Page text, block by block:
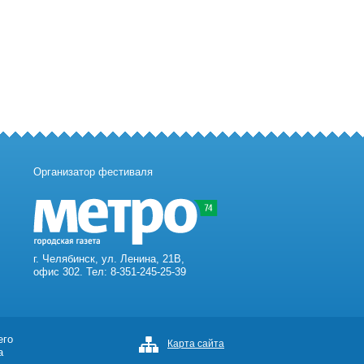
Организатор фестиваля
г. Челябинск, ул. Ленина, 21В,
офис 302. Тел: 8-351-245-25-39
Карта сайта